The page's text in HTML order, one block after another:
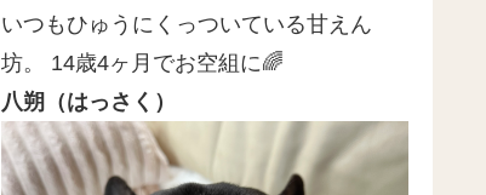
いつもひゅうにくっついている甘えん
坊。 14歳4ヶ月でお空組に🌈
八朔（はっさく）